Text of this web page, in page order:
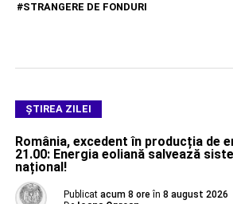
STRANGERE DE FONDURI
ŞTIREA ZILEI
România, excedent în producția de
21.00: Energia eoliană salvează
național!
Publicat acum 8 ore în 8 august 2026